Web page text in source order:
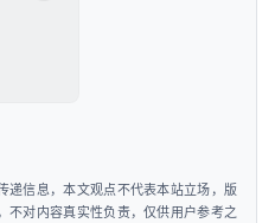
递信息，本文观点不代表本站立场，版
不对内容真实性负责，仅供用户参考之